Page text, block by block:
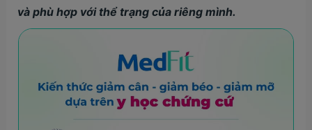
và phù hợp với thể trạng của riêng mình.